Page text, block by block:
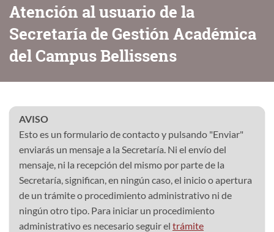
Atención al usuario de la
Secretaría de Gestión Académica
del Campus Bellissens
AVISO
Esto es un formulario de contacto y pulsando "Enviar"
enviarás un mensaje a la Secretaría. Ni el envío del
mensaje, ni la recepción del mismo por parte de la
Secretaría, significan, en ningún caso, el inicio o apertura
de un trámite o procedimiento administrativo ni de
ningún otro tipo. Para iniciar un procedimiento
administrativo es necesario seguir el trámite